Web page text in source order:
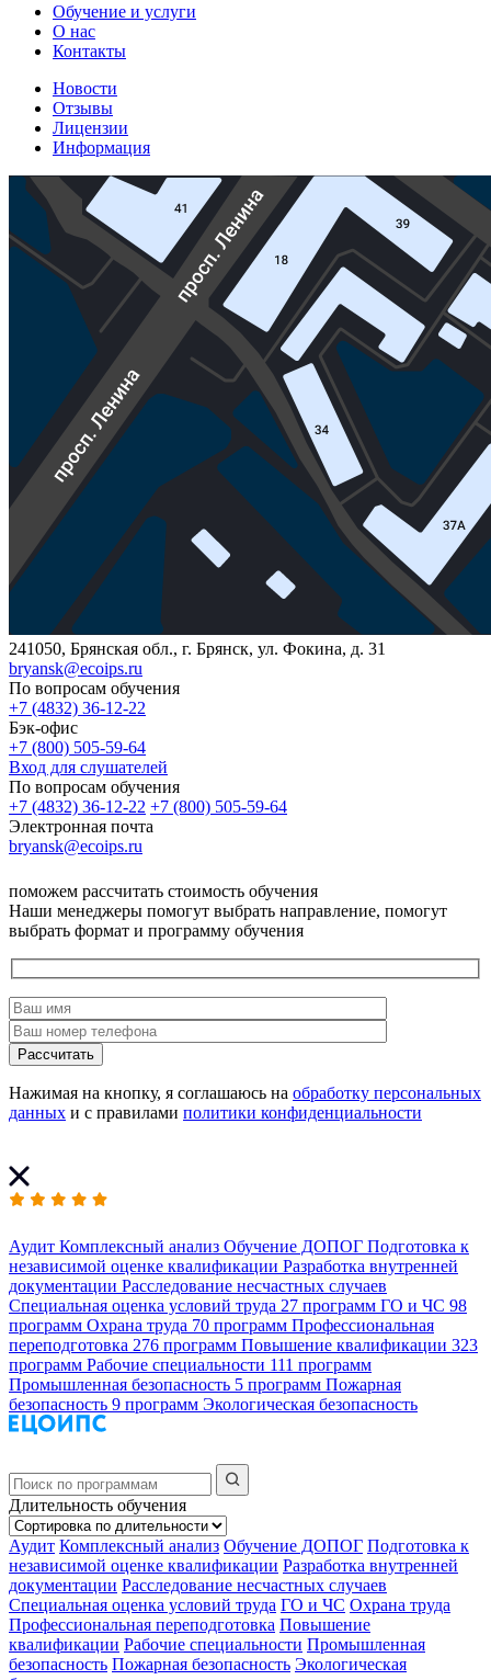
Обучение и услуги
О нас
Контакты
Новости
Отзывы
Лицензии
Информация
241050, Брянская обл., г. Брянск, ул. Фокина, д. 31
bryansk@ecoips.ru
По вопросам обучения
+7 (4832) 36-12-22
Бэк-офис
+7 (800) 505-59-64
Вход для слушателей
По вопросам обучения
+7 (4832) 36-12-22 +7 (800) 505-59-64
Электронная почта
bryansk@ecoips.ru
поможем рассчитать стоимость обучения
Наши менеджеры помогут выбрать направление, помогут
выбрать формат и программу обучения
Рассчитать
Нажимая на кнопку, я соглашаюсь на обработку персональных
данных и с правилами политики конфиденциальности
Аудит Комплексный анализ Обучение ДОПОГ Подготовка к
независимой оценке квалификации Разработка внутренней
документации Расследование несчастных случаев
Специальная оценка условий труда 27 программ ГО и ЧС 98
программ Охрана труда 70 программ Профессиональная
переподготовка 276 программ Повышение квалификации 323
программ Рабочие специальности 111 программ
Промышленная безопасность 5 программ Пожарная
безопасность 9 программ Экологическая безопасность
Длительность обучения
Аудит Комплексный анализ Обучение ДОПОГ Подготовка к
независимой оценке квалификации Разработка внутренней
документации Расследование несчастных случаев
Специальная оценка условий труда ГО и ЧС Охрана труда
Профессиональная переподготовка Повышение
квалификации Рабочие специальности Промышленная
безопасность Пожарная безопасность Экологическая